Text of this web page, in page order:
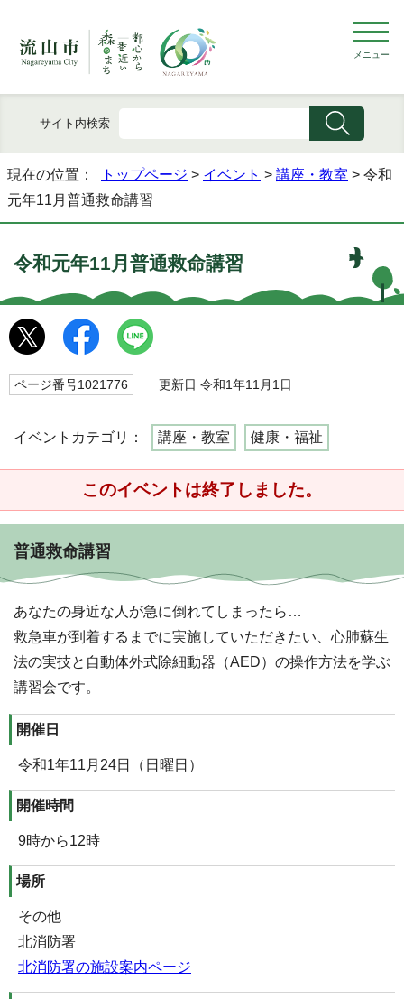
メニュー
サイト内検索
現在の位置： トップページ > イベント > 講座・教室 > 令和
元年11月普通救命講習
令和元年11月普通救命講習
ページ番号1021776 更新日 令和1年11月1日
イベントカテゴリ： 講座・教室 健康・福祉
このイベントは終了しました。
普通救命講習
あなたの身近な人が急に倒れてしまったら…
救急車が到着するまでに実施していただきたい、心肺蘇生
法の実技と自動体外式除細動器（AED）の操作方法を学ぶ
講習会です。
開催日
令和1年11月24日（日曜日）
開催時間
9時から12時
場所
その他
北消防署
北消防署の施設案内ページ